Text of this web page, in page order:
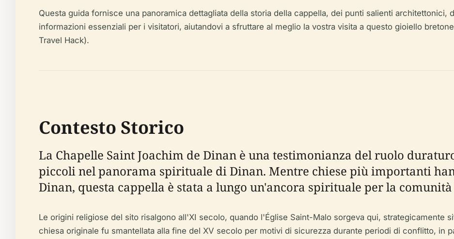
Questa guida fornisce una panoramica dettagliata della storia della cappella, dei punti salienti architettonici,
informazioni essenziali per i visitatori, aiutandovi a sfruttare al meglio la vostra visita a questo gioiello
Travel Hack).
Contesto Storico
La Chapelle Saint Joachim de Dinan è una testimonianza del ruolo
piccoli nel panorama spirituale di Dinan. Mentre chiese più importanti
Dinan, questa cappella è stata a lungo un'ancora spirituale per la
Le origini religiose del sito risalgono all'XI secolo, quando l'Église Saint-Malo sorgeva qui, strategicamente
chiesa originale fu smantellata alla fine del XV secolo per motivi di sicurezza durante periodi di conflitto, in